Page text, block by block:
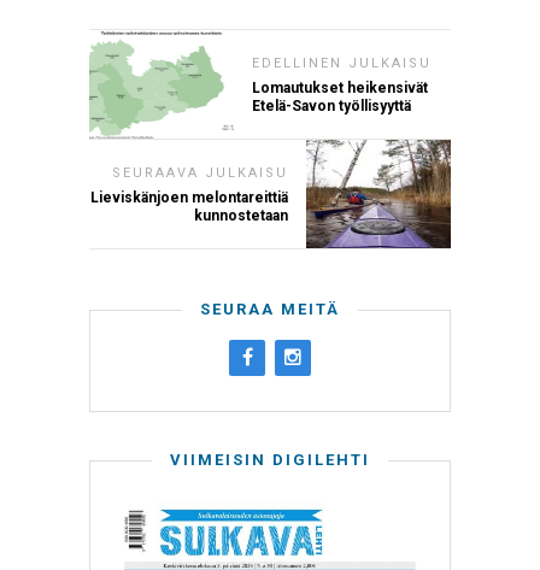
EDELLINEN JULKAISU
Lomautukset heikensivät
Etelä-Savon työllisyyttä
SEURAAVA JULKAISU
Lieviskänjoen melontareittiä
kunnostetaan
SEURAA MEITÄ
VIIMEISIN DIGILEHTI